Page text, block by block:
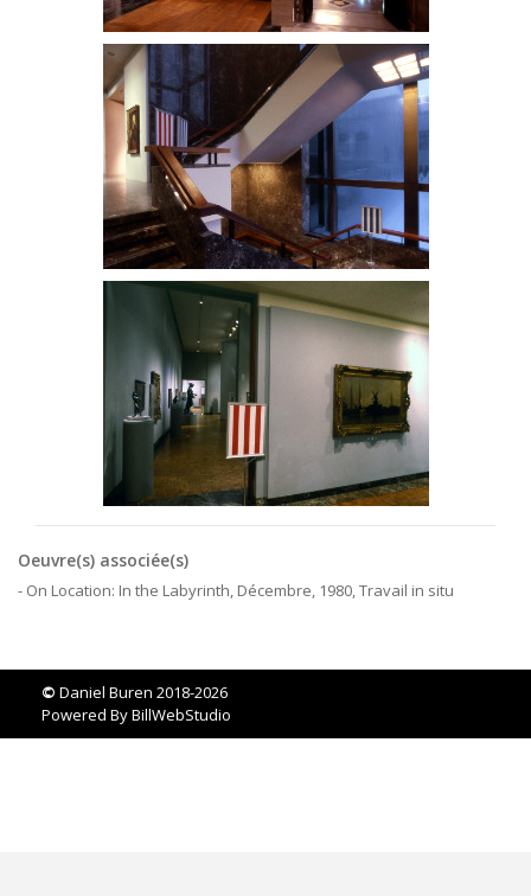
Oeuvre(s) associée(s)
- On Location: In the Labyrinth, Décembre, 1980, Travail in situ
© Daniel Buren 2018-2026
Powered ByBillWebStudio